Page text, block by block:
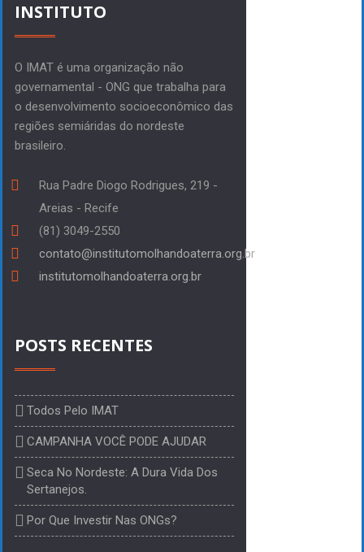
INSTITUTO
O IMAT é uma organização não
governamental - ONG que trabalha para
o desenvolvimento socioeconômico das
regiões semiáridas do nordeste
brasileiro.
Rua Padre Diogo Rodrigues, 219 -
Areias - Recife
(81) 3049-2550
contato@institutomolhandoaterra.org.br
institutomolhandoaterra.org.br
POSTS RECENTES
Todos Pelo IMAT
CAMPANHA VOCÊ PODE AJUDAR
Seca No Nordeste: A Dura Vida Dos
Sertanejos.
Por Que Investir Nas ONGs?